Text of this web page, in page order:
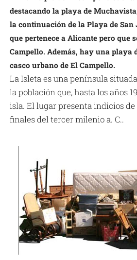
destacando la playa de
la continuación de la Playa de
que pertenece a Alicante pero que
Campello. Además, hay una playa
casco urbano de El Campello.
La Isleta es una península
la población que, hasta los años
isla. El lugar presenta indicios
finales del tercer milenio a. C..